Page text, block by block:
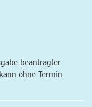
beantragter
ohne Termin